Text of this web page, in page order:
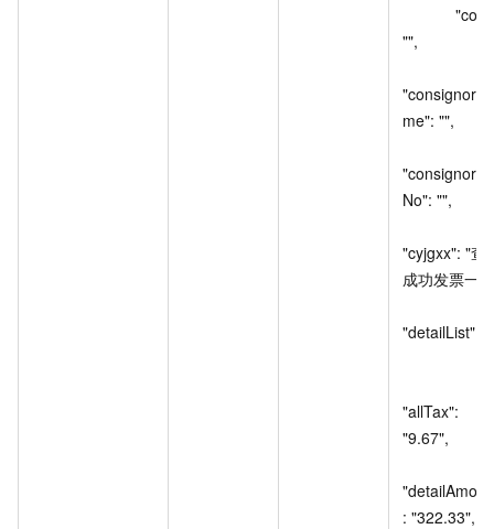
"",
me": "",
No": "",
"cyjgxx": "查
成功发票一
"detailList": [
"allTax":
"9.67",
: "322.33",